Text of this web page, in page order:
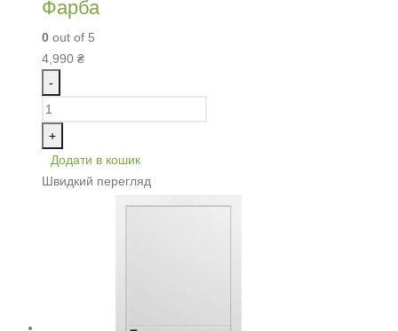
Фарба
0 out of 5
4,990 ₴
-
+
Додати в кошик
Швидкий перегляд